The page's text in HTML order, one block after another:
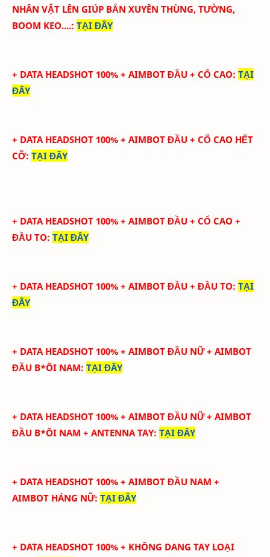
NHÂN VẬT LÊN GIÚP BẮN XUYÊN THÙNG, TƯỜNG,
BOOM KEO....: TẠI ĐÂY
+ DATA HEADSHOT 100% + AIMBOT ĐẦU + CỔ CAO: TẠI
ĐÂY
+ DATA HEADSHOT 100% + AIMBOT ĐẦU + CỔ CAO HẾT
CỠ: TẠI ĐÂY
+ DATA HEADSHOT 100% + AIMBOT ĐẦU + CỔ CAO +
ĐẦU TO: TẠI ĐÂY
+ DATA HEADSHOT 100% + AIMBOT ĐẦU + ĐẦU TO: TẠI
ĐÂY
+ DATA HEADSHOT 100% + AIMBOT ĐẦU NỮ + AIMBOT
ĐẦU B*ÔI NAM: TẠI ĐÂY
+ DATA HEADSHOT 100% + AIMBOT ĐẦU NỮ + AIMBOT
ĐẦU B*ÔI NAM + ANTENNA TAY: TẠI ĐÂY
+ DATA HEADSHOT 100% + AIMBOT ĐẦU NAM +
AIMBOT HÁNG NỮ: TẠI ĐÂY
+ DATA HEADSHOT 100% + KHÔNG DANG TAY LOẠI